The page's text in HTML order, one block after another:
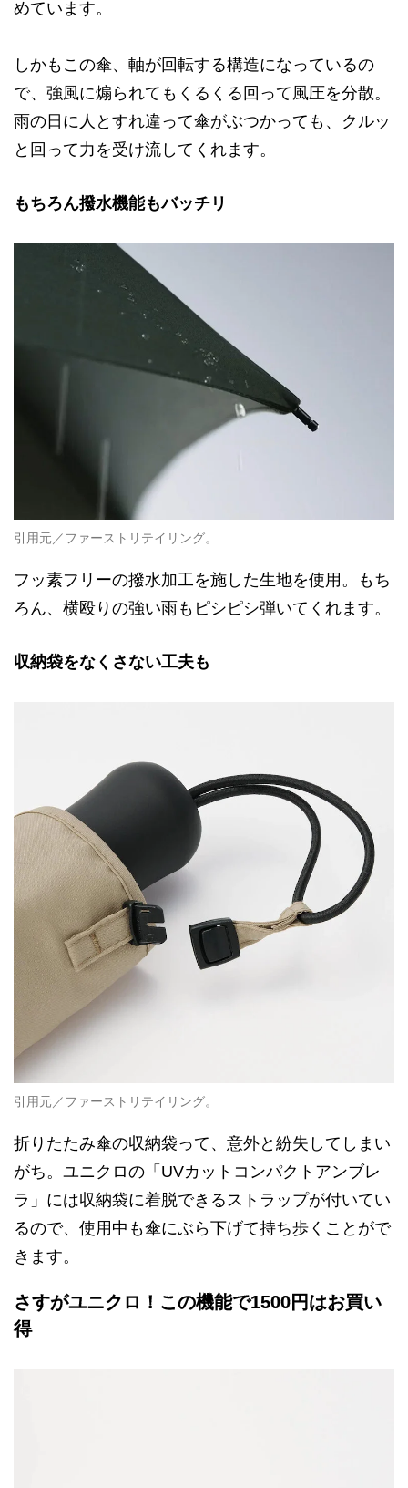
めています。
しかもこの傘、軸が回転する構造になっているの
で、強風に煽られてもくるくる回って風圧を分散。
雨の日に人とすれ違って傘がぶつかっても、クルッ
と回って力を受け流してくれます。
もちろん撥水機能もバッチリ
引用元／ファーストリテイリング。
フッ素フリーの撥水加工を施した生地を使用。もち
ろん、横殴りの強い雨もピシピシ弾いてくれます。
収納袋をなくさない工夫も
引用元／ファーストリテイリング。
折りたたみ傘の収納袋って、意外と紛失してしまい
がち。ユニクロの「UVカットコンパクトアンブレ
ラ」には収納袋に着脱できるストラップが付いてい
るので、使用中も傘にぶら下げて持ち歩くことがで
きます。
さすがユニクロ！この機能で1500円はお買い
得